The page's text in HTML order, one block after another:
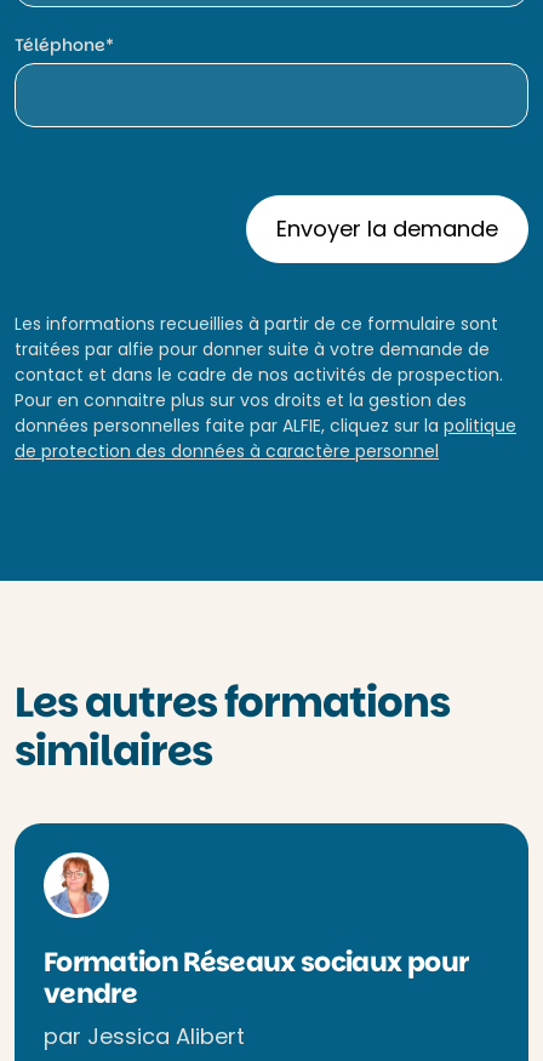
Téléphone
Les informations recueillies à partir de ce formulaire sont
traitées par alfie pour donner suite à votre demande de
contact et dans le cadre de nos activités de prospection.
Pour en connaitre plus sur vos droits et la gestion des
données personnelles faite par ALFIE, cliquez sur la politique
de protection des données à caractère personnel
Les autres formations
similaires
Formation Réseaux sociaux pour
vendre
par Jessica Alibert